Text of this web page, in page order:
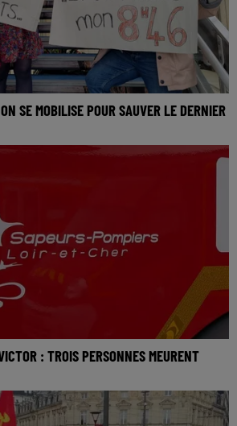
SE MOBILISE POUR SAUVER LE DERNIER
: TROIS PERSONNES MEURENT